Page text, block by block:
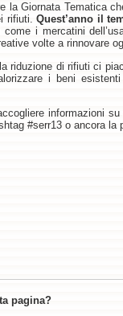
la Giornata Tematica
rifiuti.Quest’anno il
i mercatini
volte a rinnovare
riduzione di rifiuti ci
i beni
informazioni
#serr13 o ancora la
pagina?